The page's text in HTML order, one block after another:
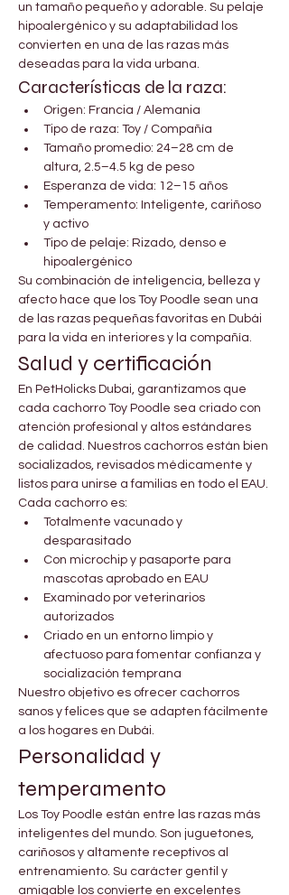
un tamaño pequeño y adorable. Su pelaje
hipoalergénico y su adaptabilidad los
convierten en una de las razas más
deseadas para la vida urbana.
Características de la raza:
Origen: Francia / Alemania
Tipo de raza: Toy / Compañía
Tamaño promedio: 24–28 cm de
altura, 2.5–4.5 kg de peso
Esperanza de vida: 12–15 años
Temperamento: Inteligente, cariñoso
y activo
Tipo de pelaje: Rizado, denso e
hipoalergénico
Su combinación de inteligencia, belleza y
afecto hace que los Toy Poodle sean una
de las razas pequeñas favoritas en Dubái
para la vida en interiores y la compañía.
Salud y certificación
En PetHolicks Dubai, garantizamos que
cada cachorro Toy Poodle sea criado con
atención profesional y altos estándares
de calidad. Nuestros cachorros están bien
socializados, revisados médicamente y
listos para unirse a familias en todo el EAU.
Cada cachorro es:
Totalmente vacunado y
desparasitado
Con microchip y pasaporte para
mascotas aprobado en EAU
Examinado por veterinarios
autorizados
Criado en un entorno limpio y
afectuoso para fomentar confianza y
socialización temprana
Nuestro objetivo es ofrecer cachorros
sanos y felices que se adapten fácilmente
a los hogares en Dubái.
Personalidad y
temperamento
Los Toy Poodle están entre las razas más
inteligentes del mundo. Son juguetones,
cariñosos y altamente receptivos al
entrenamiento. Su carácter gentil y
amigable los convierte en excelentes